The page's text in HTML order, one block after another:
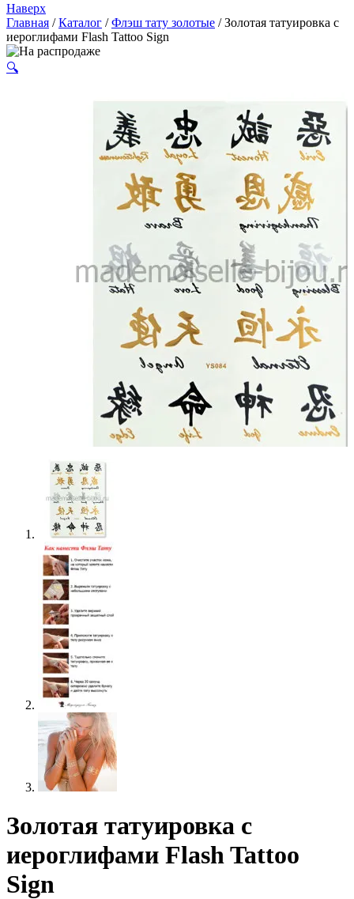
Наверх
Главная /Каталог /Флэш тату золотые / Золотая татуировка с
иероглифами Flash Tattoo Sign
🔍
Золотая татуировка с
иероглифами Flash Tattoo
Sign